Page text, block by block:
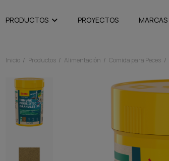
PRODUCTOS PROYECTOS MARCAS
Inicio Productos Alimentación Comida para Peces